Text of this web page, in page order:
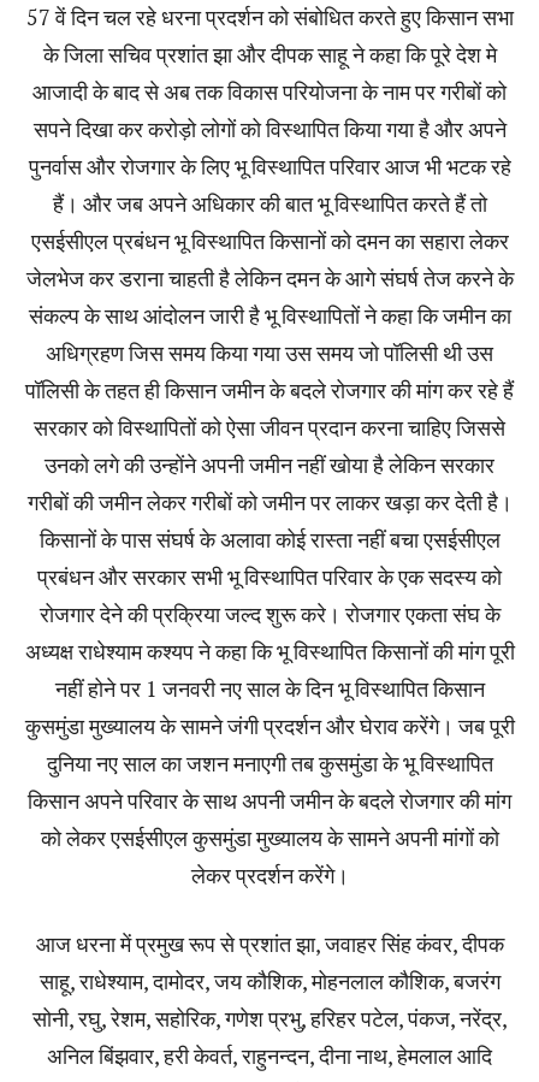
57 वें दिन चल रहे धरना प्रदर्शन को संबोधित करते हुए किसान सभा
के जिला सचिव प्रशांत झा और दीपक साहू ने कहा कि पूरे देश मे
आजादी के बाद से अब तक विकास परियोजना के नाम पर गरीबों को
सपने दिखा कर करोड़ो लोगों को विस्थापित किया गया है और अपने
पुनर्वास और रोजगार के लिए भू विस्थापित परिवार आज भी भटक रहे
हैं। और जब अपने अधिकार की बात भू विस्थापित करते हैं तो
एसईसीएल प्रबंधन भू विस्थापित किसानों को दमन का सहारा लेकर
जेलभेज कर डराना चाहती है लेकिन दमन के आगे संघर्ष तेज करने के
संकल्प के साथ आंदोलन जारी है भू विस्थापितों ने कहा कि जमीन का
अधिग्रहण जिस समय किया गया उस समय जो पॉलिसी थी उस
पॉलिसी के तहत ही किसान जमीन के बदले रोजगार की मांग कर रहे हैं
सरकार को विस्थापितों को ऐसा जीवन प्रदान करना चाहिए जिससे
उनको लगे की उन्होंने अपनी जमीन नहीं खोया है लेकिन सरकार
गरीबों की जमीन लेकर गरीबों को जमीन पर लाकर खड़ा कर देती है।
किसानों के पास संघर्ष के अलावा कोई रास्ता नहीं बचा एसईसीएल
प्रबंधन और सरकार सभी भू विस्थापित परिवार के एक सदस्य को
रोजगार देने की प्रक्रिया जल्द शुरू करे। रोजगार एकता संघ के
अध्यक्ष राधेश्याम कश्यप ने कहा कि भू विस्थापित किसानों की मांग पूरी
नहीं होने पर 1 जनवरी नए साल के दिन भू विस्थापित किसान
कुसमुंडा मुख्यालय के सामने जंगी प्रदर्शन और घेराव करेंगे। जब पूरी
दुनिया नए साल का जशन मनाएगी तब कुसमुंडा के भू विस्थापित
किसान अपने परिवार के साथ अपनी जमीन के बदले रोजगार की मांग
को लेकर एसईसीएल कुसमुंडा मुख्यालय के सामने अपनी मांगों को
लेकर प्रदर्शन करेंगे।
आज धरना में प्रमुख रूप से प्रशांत झा, जवाहर सिंह कंवर, दीपक
साहू, राधेश्याम, दामोदर, जय कौशिक, मोहनलाल कौशिक, बजरंग
सोनी, रघु, रेशम, सहोरिक, गणेश प्रभु, हरिहर पटेल, पंकज, नरेंद्र,
अनिल बिंझवार, हरी केवर्त, राहुनन्दन, दीना नाथ, हेमलाल आदि